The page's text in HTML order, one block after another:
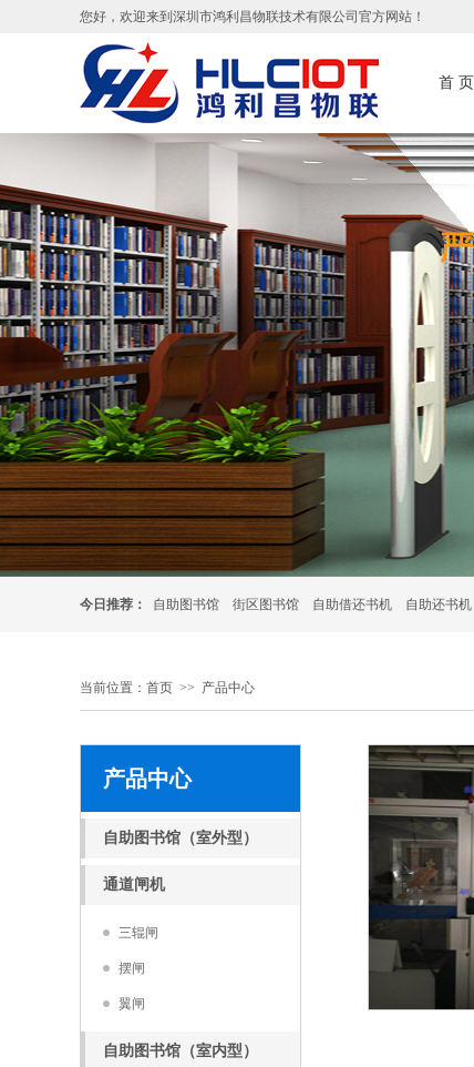
您好，欢迎来到深圳市鸿利昌物联技术有限公司官方网站！
首 页
今日推荐： 自助图书馆 街区图书馆 自助借还书机 自助还书机
当前位置： 首页 >> 产品中心
产品中心
自助图书馆（室外型）
通道闸机
三辊闸
摆闸
翼闸
自助图书馆（室内型）